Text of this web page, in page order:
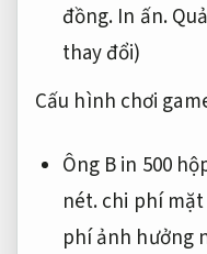
đồng. In ấn.
thay đổi)
Cấu hình chơi
Ông B in 500
nét.chi phí mặt
phí ảnh hưởng